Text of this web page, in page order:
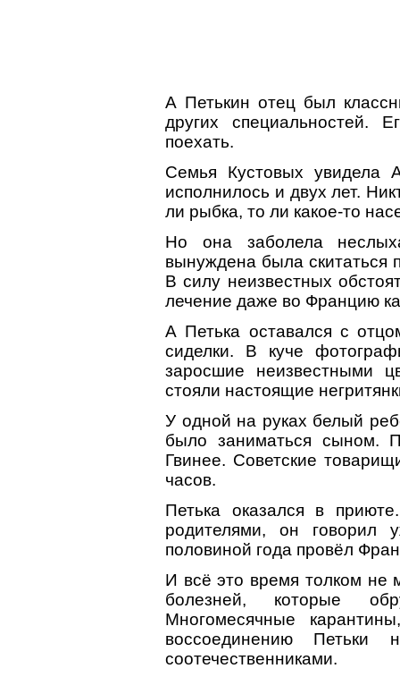
А Петькин отец был
других специальностей.
поехать.
Семья Кустовых увидела
исполнилось и двух лет.
ли рыбка, то ли какое-то
Но она заболела
вынуждена была скитаться
В силу неизвестных
лечение даже во Францию
А Петька оставался с
сиделки. В куче
заросшие неизвестными
стояли настоящие
У одной на руках белый
было заниматься сыном.
Гвинее. Советские
часов.
Петька оказался в
родителями, он говорил
половиной года провёл
И всё это время толком не
болезней, которые
Многомесячные
воссоединению
соотечественниками.